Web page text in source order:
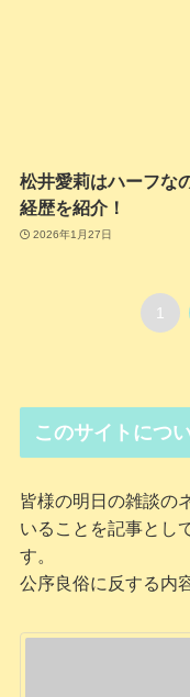
松井愛莉はハーフな
経歴を紹介！
2026年1月27日
1
このサイトにつ
皆様の明日の雑談の
いることを記事とし
す。
公序良俗に反する内